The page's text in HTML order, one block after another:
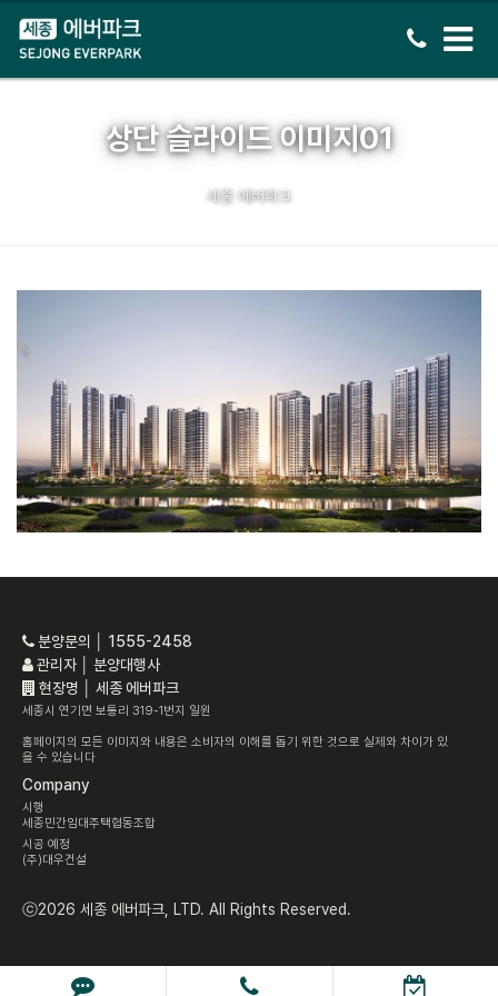
상단 슬라이드 이미지01
세종 에버파크
분양문의 │ 1555-2458
관리자 │ 분양대행사
현장명 │ 세종 에버파크
세종시 연기면 보통리 319-1번지 일원
홈페이지의 모든 이미지와 내용은 소비자의 이해를 돕기 위한 것으로 실제와 차이가 있
을 수 있습니다
Company
시행
세종민간임대주택협동조합
시공 예정
(주)대우건설
ⓒ2026 세종 에버파크, LTD. All Rights Reserved.